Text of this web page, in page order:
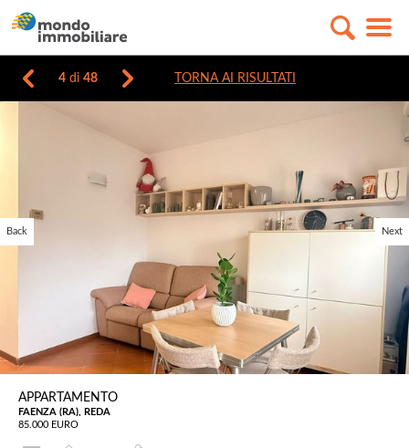
4 di 48 TORNA AI RISULTATI
Back Next
APPARTAMENTO
FAENZA (RA), REDA
85.000 EURO